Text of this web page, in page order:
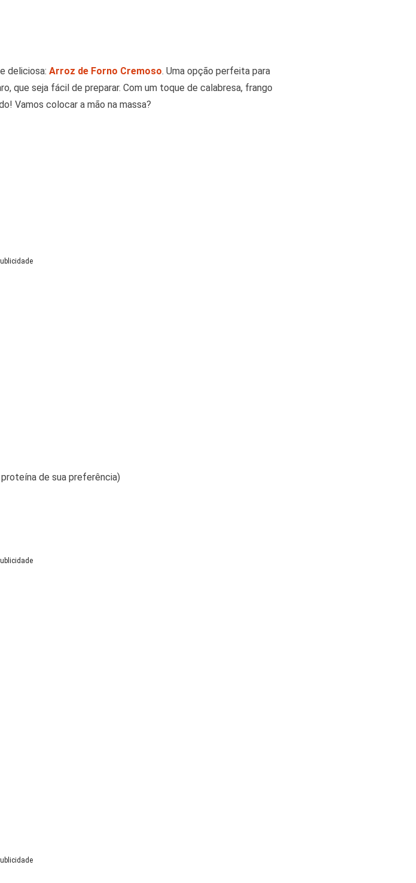
deliciosa: Arroz de Forno Cremoso. Uma opção perfeita para
que seja fácil de preparar. Com um toque de calabresa, frango
Vamos colocar a mão na massa?
de sua preferência)